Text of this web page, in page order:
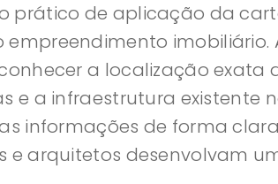
prático de aplicação da
empreendimento imobiliário.
a localização exata
e a infraestrutura existente
informações de forma
e arquitetos desenvolvam